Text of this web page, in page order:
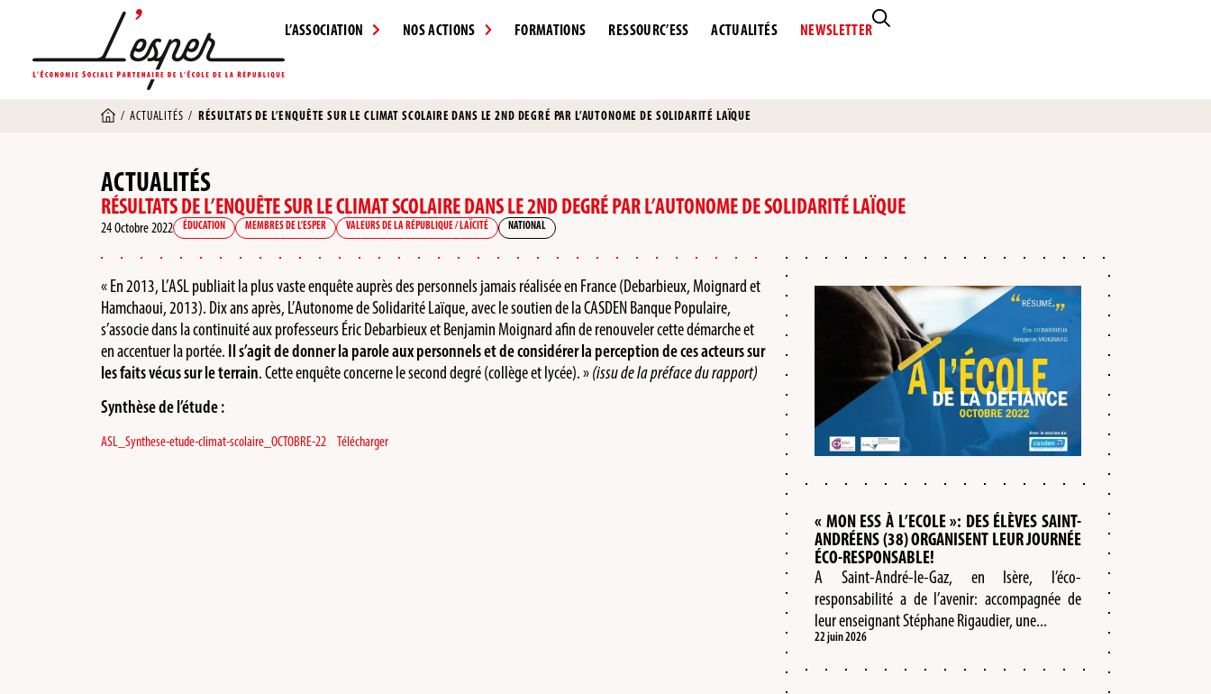
L’ASSOCIATION NOS ACTIONS FORMATIONS RESSOURC’ESS ACTUALITÉS NEWSLETTER
/ACTUALITÉS / RÉSULTATS DE L’ENQUÊTE SUR LE CLIMAT SCOLAIRE DANS LE 2ND DEGRÉ PAR L’AUTONOME DE SOLIDARITÉ LAÏQUE
ACTUALITÉS
RÉSULTATS DE L’ENQUÊTE SUR LE CLIMAT SCOLAIRE DANS LE 2ND DEGRÉ PAR L’AUTONOME DE SOLIDARITÉ LAÏQUE
24 Octobre 2022 ÉDUCATION MEMBRES DE L’ESPER VALEURS DE LA RÉPUBLIQUE / LAÏCITÉ NATIONAL
« En 2013, L’ASL publiait la plus vaste enquête auprès des personnels jamais réalisée en France (Debarbieux, Moignard et
Hamchaoui, 2013). Dix ans après, L’Autonome de Solidarité Laïque, avec le soutien de la CASDEN Banque Populaire,
s’associe dans la continuité aux professeurs Éric Debarbieux et Benjamin Moignard afin de renouveler cette démarche et
en accentuer la portée. Il s’agit de donner la parole aux personnels et de considérer la perception de ces acteurs sur
les faits vécus sur le terrain. Cette enquête concerne le second degré (collège et lycée). »(issu de la préface du rapport)
Synthèse de l’étude :
ASL_Synthese-etude-climat-scolaire_OCTOBRE-22 Télécharger
« MON ESS À L’ECOLE »: DES ÉLÈVES SAINT-
ANDRÉENS (38) ORGANISENT LEUR JOURNÉE
ÉCO-RESPONSABLE!
A Saint-André-le-Gaz, en Isère, l’éco-
responsabilité a de l’avenir: accompagnée de
leur enseignant Stéphane Rigaudier, une...
22 juin 2026